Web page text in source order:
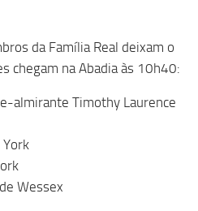
da Família Real deixam o
chegam na Abadia às 10h40:
almirante Timothy Laurence
York
Wessex